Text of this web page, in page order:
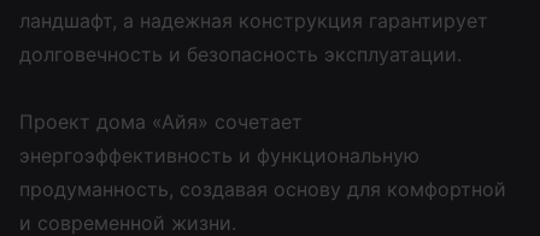
ландшафт, а надежная конструкция гарантирует
долговечность и безопасность эксплуатации.
Проект дома «Айя» сочетает
энергоэффективность и функциональную
продуманность, создавая основу для комфортной
и современной жизни.